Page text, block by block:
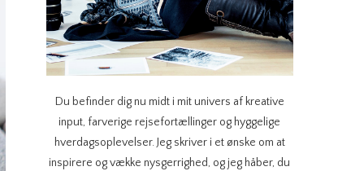
Du befinder dig nu midt i mit univers af kreative
input, farverige rejsefortællinger og hyggelige
hverdagsoplevelser. Jeg skriver i et ønske om at
inspirere og vække nysgerrighed, og jeg håber, du